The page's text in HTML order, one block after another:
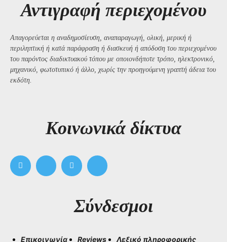
Αντιγραφή περιεχομένου
Απαγορεύεται η αναδημοσίευση, αναπαραγωγή, ολική, μερική ή
περιληπτική ή κατά παράφραση ή διασκευή ή απόδοση του περιεχομένου
του παρόντος διαδικτυακού τόπου με οποιονδήποτε τρόπο, ηλεκτρονικό,
μηχανικό, φωτοτυπικό ή άλλο, χωρίς την προηγούμενη γραπτή άδεια του
εκδότη.
Kοινωνικά δίκτυα
Σύνδεσμοι
Επικοινωνία Reviews Λεξικό πληροφορικής